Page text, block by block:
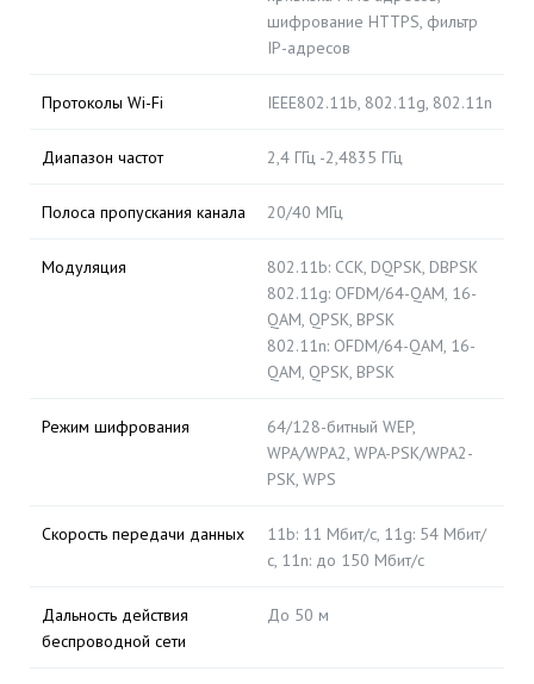
шифрование HTTPS, фильтр
IP-адресов
Протоколы Wi-Fi IEEE802.11b, 802.11g, 802.11n
Диапазон частот 2,4 ГГц -2,4835 ГГц
Полоса пропускания канала 20/40 МГц
Модуляция
802.11b: CCK, DQPSK, DBPSK
802.11g: OFDM/64-QAM, 16-
QAM, QPSK, BPSK
802.11n: OFDM/64-QAM, 16-
QAM, QPSK, BPSK
Режим шифрования
64/128-битный WEP,
WPA/WPA2, WPA-PSK/WPA2-
PSK, WPS
Скорость передачи данных
11b: 11 Мбит/с, 11g: 54 Мбит/
с, 11n: до 150 Мбит/с
Дальность действия
беспроводной сети
До 50 м